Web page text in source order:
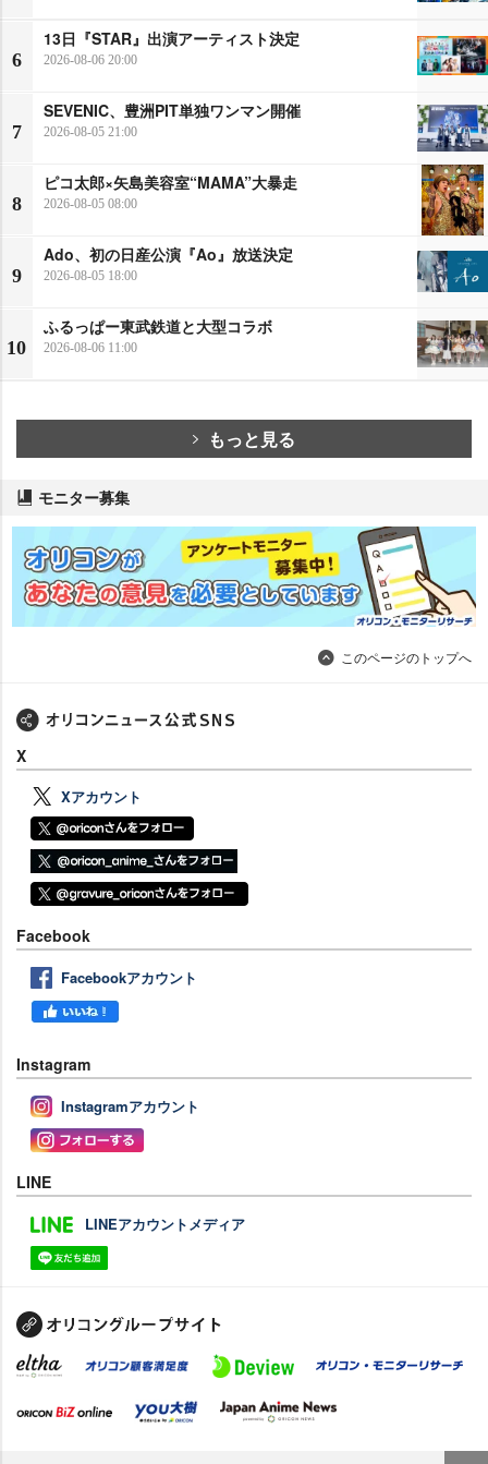
6
13日『STAR』出演アーティスト決定
2026-08-06 20:00
7
SEVENIC、豊洲PIT単独ワンマン開催
2026-08-05 21:00
8
ピコ太郎×矢島美容室“MAMA”大暴走
2026-08-05 08:00
9
Ado、初の日産公演『Ao』放送決定
2026-08-05 18:00
10
ふるっぱー東武鉄道と大型コラボ
2026-08-06 11:00
もっと見る
モニター募集
このページのトップへ
X
Xアカウント
Facebook
Facebookアカウント
Instagram
Instagramアカウント
LINE
LINEアカウントメディア